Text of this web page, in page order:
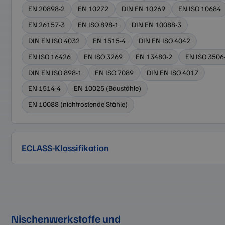
EN 20898-2
EN 10272 DIN EN 10269
EN ISO 10684
EN 26157-3
EN ISO 898-1
DIN EN 10088-3
DIN EN ISO 4032
EN 1515-4
DIN EN ISO 4042
EN ISO 16426
EN ISO 3269 EN 13480-2
EN ISO
DIN EN ISO 898-1
EN ISO 7089
DIN EN ISO 4017
EN 1514-4
EN 10025 (Baustähle)
EN 10088 (nichtrostende Stähle)
ECLASS-Klassifikation
Nischenwerkstoffe und